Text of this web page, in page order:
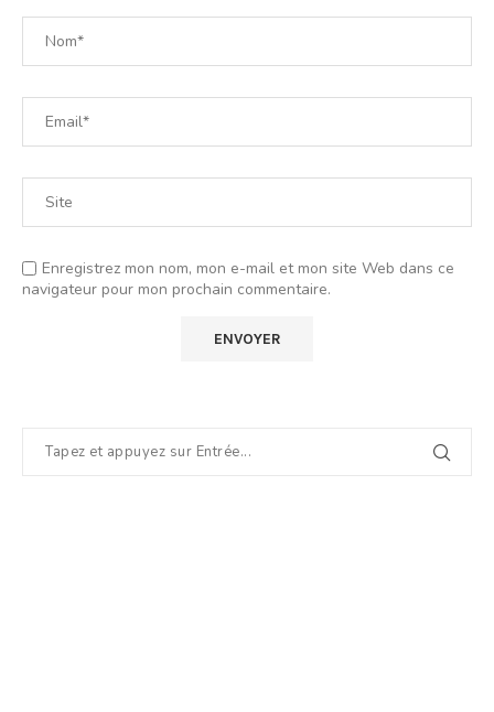
Enregistrez mon nom, mon e-mail et mon site Web dans ce
navigateur pour mon prochain commentaire.